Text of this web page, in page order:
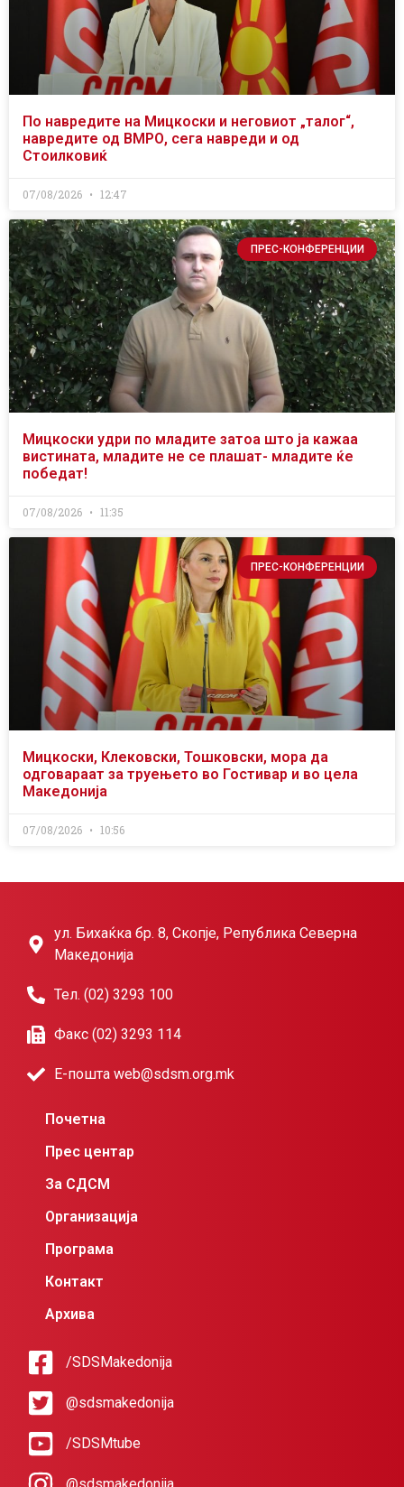
По навредите на Мицкоски и неговиот „талог“,
навредите од ВМРО, сега навреди и од
Стоилковиќ
07/08/2026 12:47
ПРЕС-КОНФЕРЕНЦИИ
Мицкоски удри по младите затоа што ја кажаа
вистината, младите не се плашат- младите ќе
победат!
07/08/2026 11:35
ПРЕС-КОНФЕРЕНЦИИ
Мицкоски, Клековски, Тошковски, мора да
одговараат за труењето во Гостивар и во цела
Македонија
07/08/2026 10:56
ул. Бихаќка бр. 8, Скопје, Република Северна
Македонија
Тел. (02) 3293 100
Факс (02) 3293 114
Е-пошта web@sdsm.org.mk
Почетна
Прес центар
За СДСМ
Организација
Програма
Контакт
Архива
/SDSMakedonija
@sdsmakedonija
/SDSMtube
@sdsmakedonija